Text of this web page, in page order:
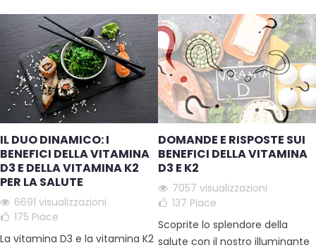
IL DUO DINAMICO: I
BENEFICI DELLA VITAMINA
D3 E DELLA VITAMINA K2
PER LA SALUTE
6691 visualizzazioni
175 Piace
La vitamina D3 e la vitamina K2
DOMANDE E RISPOSTE SUI
BENEFICI DELLA VITAMINA
D3 E K2
7057 visualizzazioni
137 Piace
Scoprite lo splendore della
salute con il nostro illuminante